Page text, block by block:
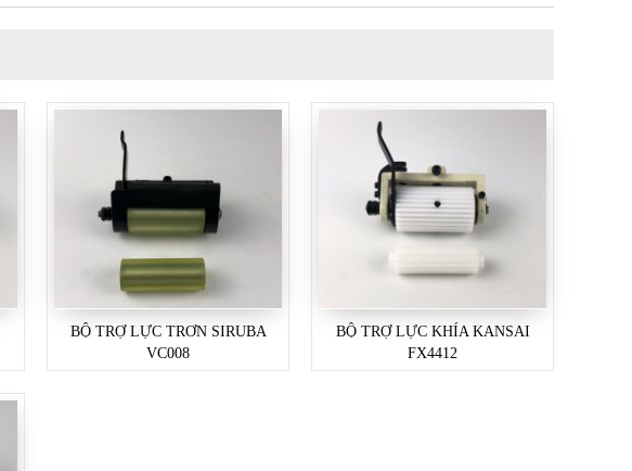
BỘ TRỢ LỰC TRƠN SIRUBA
VC008
BỘ TRỢ LỰC KHÍA KANSAI
FX4412